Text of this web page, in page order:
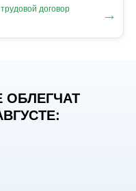
договор
→